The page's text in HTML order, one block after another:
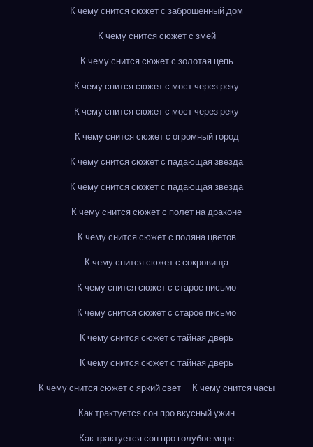
К чему снится сюжет с заброшенный дом
К чему снится сюжет с змей
К чему снится сюжет с золотая цепь
К чему снится сюжет с мост через реку
К чему снится сюжет с мост через реку
К чему снится сюжет с огромный город
К чему снится сюжет с падающая звезда
К чему снится сюжет с падающая звезда
К чему снится сюжет с полет на драконе
К чему снится сюжет с поляна цветов
К чему снится сюжет с сокровища
К чему снится сюжет с старое письмо
К чему снится сюжет с старое письмо
К чему снится сюжет с тайная дверь
К чему снится сюжет с тайная дверь
К чему снится сюжет с яркий свет
К чему снится часы
Как трактуется сон про вкусный ужин
Как трактуется сон про голубое море